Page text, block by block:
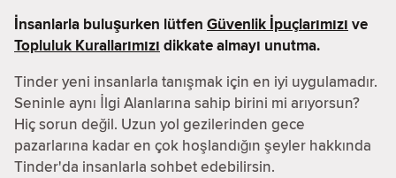
İnsanlarla buluşurken lütfen Güvenlik İpuçlarımızı ve
Topluluk Kurallarımızı dikkate almayı unutma.
Tinder yeni insanlarla tanışmak için en iyi uygulamadır.
Seninle aynı İlgi Alanlarına sahip birini mi arıyorsun?
Hiç sorun değil. Uzun yol gezilerinden gece
pazarlarına kadar en çok hoşlandığın şeyler hakkında
Tinder'da insanlarla sohbet edebilirsin.